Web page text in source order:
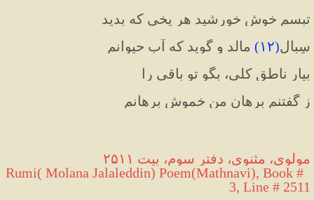
تبسم خوش خورشید هر یخی که بدید
سِبال(۱۲) مالد و گوید که آب حیوانم
بیار ناطق کلی، بگو تو باقی را
ز گفتنم برهان من خموش برهانم
مولوی، مثنوی، دفتر سوم، بیت ۲۵۱۱
Rumi( Molana Jalaleddin) Poem(Mathnavi), Book #
3, Line # 2511